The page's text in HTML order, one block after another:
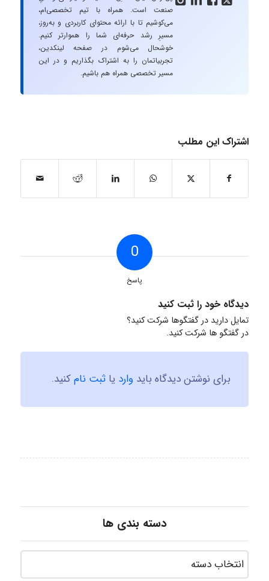
صنعت است. همراه با تیم تخصصی‌ام،
می‌کوشیم تا با ارائه محتوای کاربردی و به‌روز،
مسیرِ رشد حرفه‌ای شما را هموارتر کنیم.
خوشحال می‌شوم در صفحه لینکدین،
تجربیاتمان را به اشتراک بگذاریم و در این
مسیر تخصصی همراه هم باشیم.
اشتراک این مطلب
0
پاسخ
دیدگاه خود را ثبت کنید
تمایل دارید در گفتگوها شرکت کنید؟
در گفتگو ها شرکت کنید.
برای نوشتن دیدگاه باید وارد یا ثبت نامکنید.
دسته بندی ها